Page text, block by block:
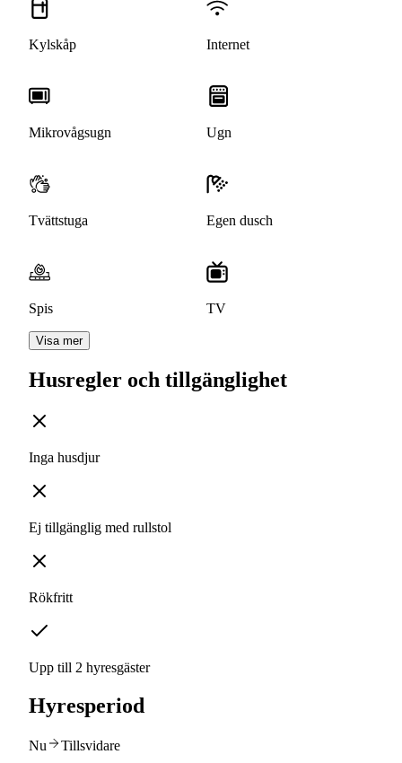
Kylskåp Internet
Mikrovågsugn Ugn
Tvättstuga Egen dusch
Spis TV
Visa mer
Husregler och tillgänglighet
Inga husdjur
Ej tillgänglig med rullstol
Rökfritt
Upp till 2 hyresgäster
Hyresperiod
Nu Tillsvidare